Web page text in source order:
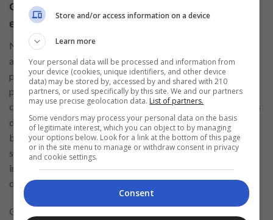
Oportunidades de trabalho que você vai
encontrar no Assaí
No Assaí Atacadista, as oportunidades são diversas e
abrangem uma variedade de funções, para que cada pessoa
possa ter o seu próprio espaço de exercer suas habilidades e
possa crescer profissionalmente. Abaixo você poderá
conferir alguns doscargos abertosna maioria das unidades
do Assaí. Para o cargo de Técnico de Segurança do Trabalho,
busca-se um profissional responsável em proporcionar a
segurança dos colaboradores no ambiente de trabalho,
implementando medidas preventivas e realizando inspeções
de segurança para identificar e corrigir possíveis riscos.
O operador de caixa desempenha um papel fundamental no
Store and/or access information on a device
Learn more
Your personal data will be processed and information from
your device (cookies, unique identifiers, and other device
data) may be stored by, accessed by and shared with 210
partners, or used specifically by this site. We and our partners
may use precise geolocation data. List of partners.
Some vendors may process your personal data on the basis
of legitimate interest, which you can object to by managing
your options below. Look for a link at the bottom of this page
or in the site menu to manage or withdraw consent in privacy
and cookie settings.
Consent